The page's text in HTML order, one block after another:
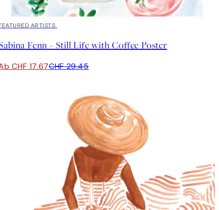
ARTISTS
Fenn - Still Life with Coffee Poster
CHF 17.67CHF 29.45